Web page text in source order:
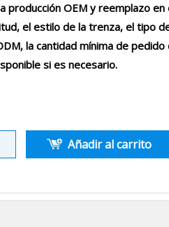
producción OEM y reemplazo
el estilo de la trenza, el tipo
la cantidad mínima de
si es necesario.
Añadir al carrito